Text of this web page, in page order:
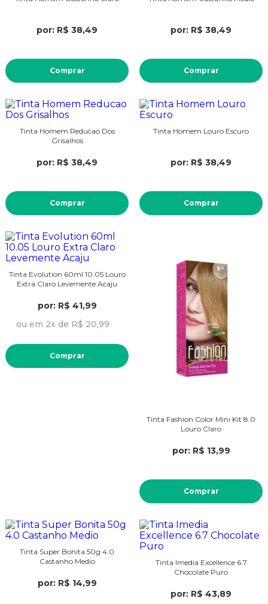
por: R$ 38,49
Comprar
por: R$ 38,49
Comprar
Tinta Homem Reducao Dos
Grisalhos
por: R$ 38,49
Comprar
Tinta Homem Louro Escuro
por: R$ 38,49
Comprar
Tinta Evolution 60ml 10.05 Louro
Extra Claro Levemente Acaju
por: R$ 41,99
ou em 2x de R$ 20,99
Comprar
Tinta Fashion Color Mini Kit 8.0
Louro Claro
por: R$ 13,99
Comprar
Tinta Super Bonita 50g 4.0
Castanho Medio
por: R$ 14,99
Tinta Imedia Excellence 6.7
Chocolate Puro
por: R$ 43,89